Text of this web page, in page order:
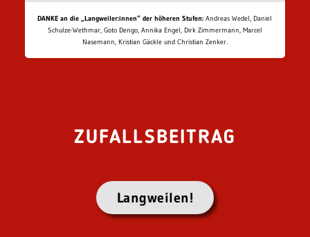
DANKE an die „Langweiler:innen“ der höheren Stufen: Andreas Wedel, Daniel
Schulze-Wethmar, Goto Dengo, Annika Engel, Dirk Zimmermann, Marcel
Nasemann, Kristian Gäckle und Christian Zenker.
ZUFALLSBEITRAG
Langweilen!